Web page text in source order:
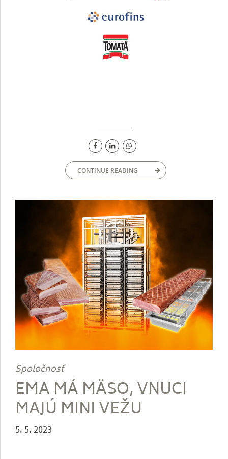
CONTINUE READING
Spoločnosť
EMA MÁ MÄSO, VNUCI
MAJÚ MINI VEŽU
5. 5. 2023